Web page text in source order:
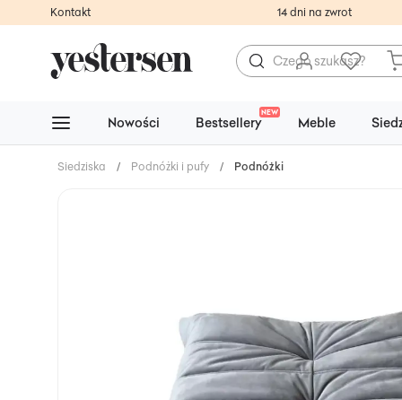
Kontakt 14 dni na zwrot
Nowości Bestsellery
NEW
Meble
Siedziska / Podnóżki i pufy / Podnóżki